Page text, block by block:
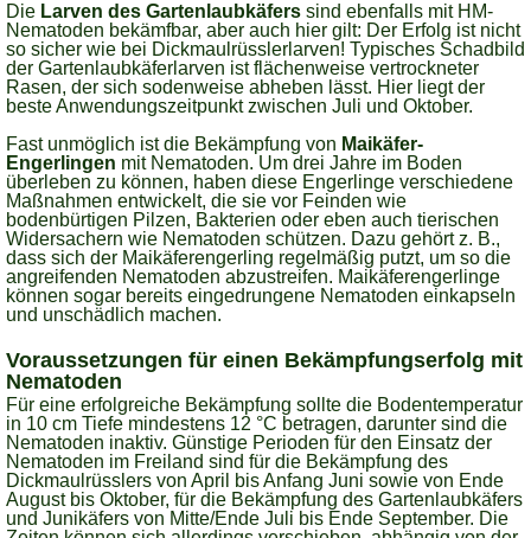
Die Larven des Gartenlaubkäfers sind ebenfalls mit HM-
Nematoden bekämfbar, aber auch hier gilt: Der Erfolg ist nicht
so sicher wie bei Dickmaulrüsslerlarven! Typisches Schadbild
der Gartenlaubkäferlarven ist flächenweise vertrockneter
Rasen, der sich sodenweise abheben lässt. Hier liegt der
beste Anwendungszeitpunkt zwischen Juli und Oktober.
Fast unmöglich ist die Bekämpfung von Maikäfer-
Engerlingen mit Nematoden. Um drei Jahre im Boden
überleben zu können, haben diese Engerlinge verschiedene
Maßnahmen entwickelt, die sie vor Feinden wie
bodenbürtigen Pilzen, Bakterien oder eben auch tierischen
Widersachern wie Nematoden schützen. Dazu gehört z. B.,
dass sich der Maikäferengerling regelmäßig putzt, um so die
angreifenden Nematoden abzustreifen. Maikäferengerlinge
können sogar bereits eingedrungene Nematoden einkapseln
und unschädlich machen.
Voraussetzungen für einen Bekämpfungserfolg mit
Nematoden
Für eine erfolgreiche Bekämpfung sollte die Bodentemperatur
in 10 cm Tiefe mindestens 12 °C betragen, darunter sind die
Nematoden inaktiv. Günstige Perioden für den Einsatz der
Nematoden im Freiland sind für die Bekämpfung des
Dickmaulrüsslers von April bis Anfang Juni sowie von Ende
August bis Oktober, für die Bekämpfung des Gartenlaubkäfers
und Junikäfers von Mitte/Ende Juli bis Ende September. Die